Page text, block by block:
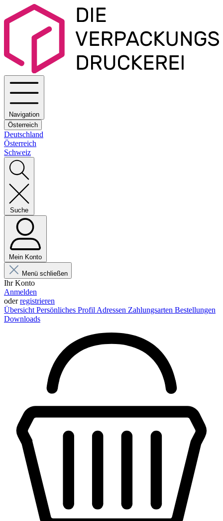
Navigation
Österreich
Deutschland
Österreich
Schweiz
Suche
Mein Konto
Menü schließen
Ihr Konto
Anmelden
oderregistrieren
Übersicht Persönliches Profil Adressen Zahlungsarten Bestellungen
Downloads